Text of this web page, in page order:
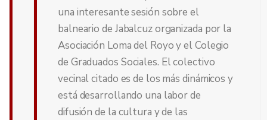
una interesante sesión sobre el
balneario de Jabalcuz organizada por la
Asociación Loma del Royo y el Colegio
de Graduados Sociales. El colectivo
vecinal citado es de los más dinámicos y
está desarrollando una labor de
difusión de la cultura y de las